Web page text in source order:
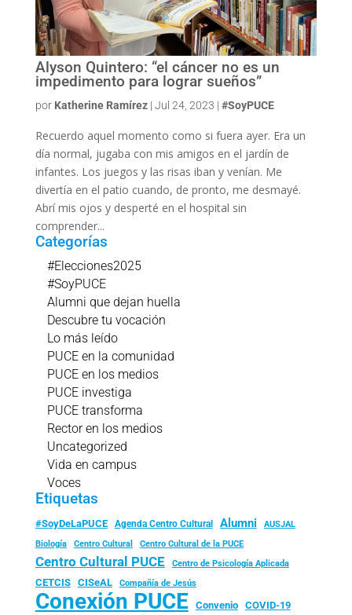
Alyson Quintero: “el cáncer no es un
impedimento para lograr sueños”
por Katherine Ramírez| Jul 24, 2023 | #SoyPUCE
Recuerdo aquel momento como si fuera ayer. Era un
día normal, jugaba con mis amigos en el jardín de
infantes. Los juegos y las risas iban y venían. Me
divertía en el patio cuando, de pronto, me desmayé.
Abrí mis ojos y desperté en el hospital sin
comprender...
Categorías
#Elecciones2025
#SoyPUCE
Alumni que dejan huella
Descubre tu vocación
Lo más leído
PUCE en la comunidad
PUCE en los medios
PUCE investiga
PUCE transforma
Rector en los medios
Uncategorized
Vida en campus
Voces
Etiquetas
#SoyDeLaPUCE Agenda Centro Cultural Alumni
AUSJAL
Biología
Centro Cultural Centro Cultural de la PUCE
Centro Cultural PUCE Centro de Psicología Aplicada
CETCIS CISeAL Compañía de Jesús
Conexión PUCE Convenio
COVID-19